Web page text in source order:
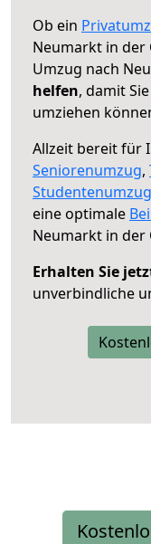
Ob ein
Neumarkt in
Umzug nach
helfen, damit
umziehen
Allzeit bereit für
Seniorenumzug,
Studentenumzug
eine optimale
Neumarkt in der
Erhalten Sie
unverbindliche